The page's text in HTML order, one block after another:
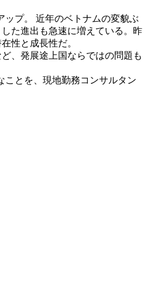
プ。 近年のベトナムの変貌ぶ
た進出も急速に増えている。昨
性と成長性だ。
、発展途上国ならではの問題も
とを、現地勤務コンサルタン